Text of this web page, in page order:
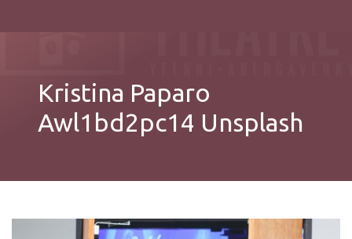
Kristina Paparo
Awl1bd2pc14 Unsplash